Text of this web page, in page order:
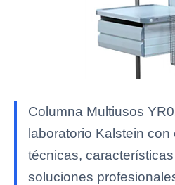
Columna Multiusos
laboratorio Kalstein
técnicas,
soluciones